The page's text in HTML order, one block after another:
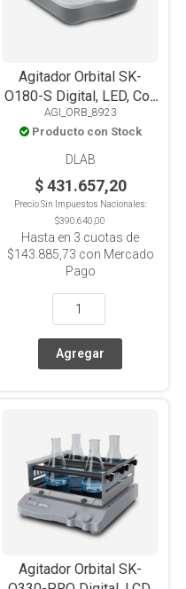
Agitador Orbital SK-
O180-S Digital, LED, Con
Timer, Plataforma
Antideslizante, 2kg
AGI_ORB_8923
Producto con Stock
DLAB
$ 431.657,20
Precio Sin Impuestos Nacionales:
$390.640,00
Hasta en 3 cuotas de
$143.885,73 con Mercado
Pago
Agitador Orbital SK-